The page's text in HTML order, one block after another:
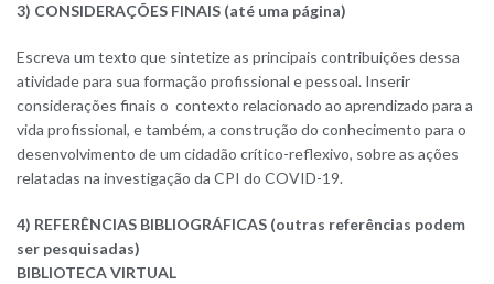
3) CONSIDERAÇÕES FINAIS (até uma página)
Escreva um texto que sintetize as principais contribuições dessa
atividade para sua formação profissional e pessoal. Inserir
considerações finais o contexto relacionado ao aprendizado para a
vida profissional, e também, a construção do conhecimento para o
desenvolvimento de um cidadão crítico-reflexivo, sobre as ações
relatadas na investigação da CPI do COVID-19.
4) REFERÊNCIAS BIBLIOGRÁFICAS (outras referências podem
ser pesquisadas)
BIBLIOTECA VIRTUAL